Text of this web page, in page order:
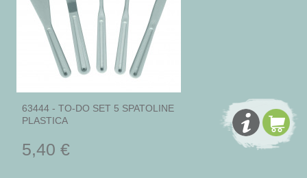
63444 - TO-DO SET 5 SPATOLINE
PLASTICA
5,40 €